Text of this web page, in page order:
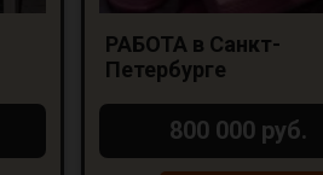
РАБОТА в Санкт-
Петербурге
800 000 руб.